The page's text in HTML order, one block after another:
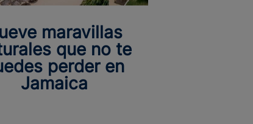
maravillas
que no te
perder en
Jamaica